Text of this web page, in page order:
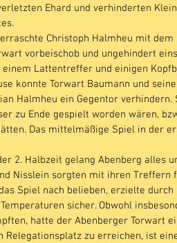
Ehard und verhinderten
Christoph Halmheu mit dem
vorbeischob und ungehindert
Lattentreffer und einigen
konnte Torwart Baumann und
Halmheu ein Gegentor
zu Ende gespielt worden wären,
Das mittelmäßige Spiel in der
2. Halbzeit gelang Abenberg alles
Nisslein sorgten mit ihren Treffern
Spiel nach belieben, erzielte durch
sicher. Obwohl
hatte der Abenberger Torwart
zu erreichen, ist